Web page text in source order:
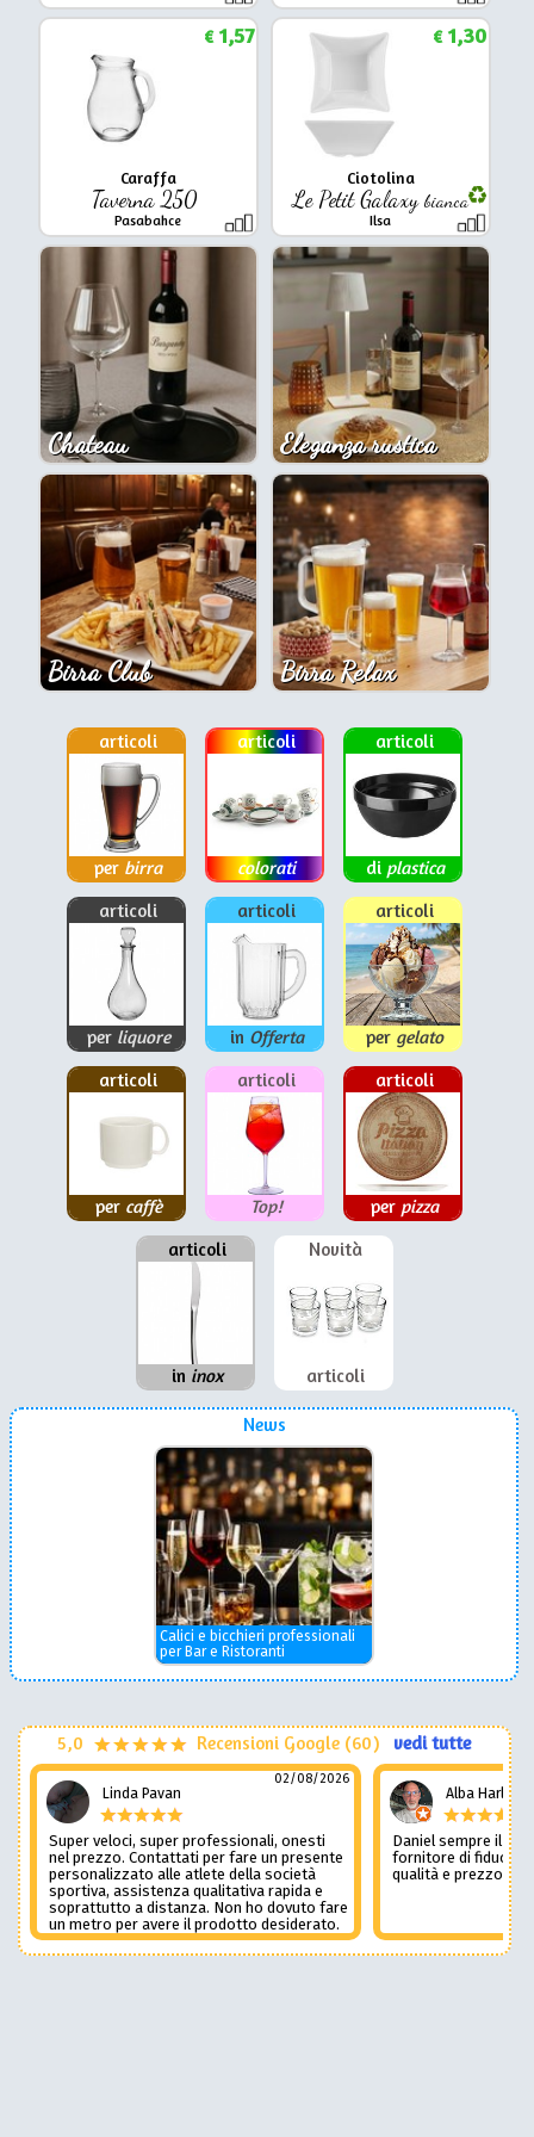
Caraffa
Taverna 250
Pasabahce
€1,57
Ciotolina
Le Petit Galaxybianca
Ilsa
€1,30
Chateau Eleganza rustica
Birra Club Birra Relax
articoli
per birra
articoli
colorati
articoli
di plastica
articoli
per liquore
articoli
in Offerta
articoli
per gelato
articoli
per caffè
articoli
Top!
articoli
per pizza
articoli
in inox
Novità
articoli
News
Calici e bicchieri professionali
per Bar e Ristoranti
5,0 Recensioni Google (60) vedi tutte
Linda Pavan
02/08/2026
Super veloci, super professionali, onesti
nel prezzo. Contattati per fare un presente
personalizzato alle atlete della società
sportiva, assistenza qualitativa rapida e
soprattutto a distanza. Non ho dovuto fare
un metro per avere il prodotto desiderato.
Una assistenza del genere è rara e
preziosa. Credo li contatterò ancora in
Alba Harley
Daniel sempre il
fornitore di fiducia
qualità e prezzo